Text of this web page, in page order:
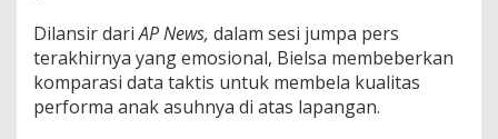
Dilansir dariAP News, dalam sesi jumpa pers
terakhirnya yang emosional, Bielsa membeberkan
komparasi data taktis untuk membela kualitas
performa anak asuhnya di atas lapangan.